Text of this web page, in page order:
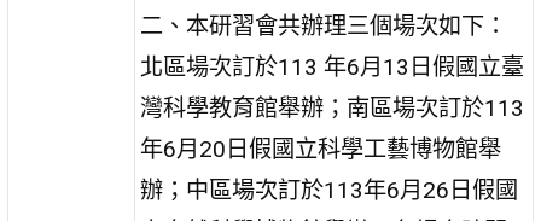
二、本研習會共辦理三個場次如下：
北區場次訂於113 年6月13日假國立臺
灣科學教育館舉辦；南區場次訂於113
年6月20日假國立科學工藝博物館舉
辦；中區場次訂於113年6月26日假國